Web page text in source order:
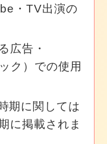
・TV出演の
広告・
ク）での使用
期に関しては
に掲載されま